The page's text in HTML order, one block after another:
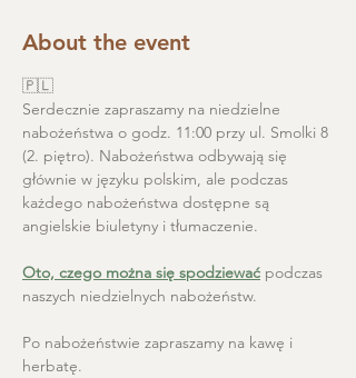
About the event
🇵🇱
Serdecznie zapraszamy na niedzielne
nabożeństwa o godz. 11:00 przy ul. Smolki 8
(2. piętro). Nabożeństwa odbywają się
głównie w języku polskim, ale podczas
każdego nabożeństwa dostępne są
angielskie biuletyny i tłumaczenie.
Oto, czego można się spodziewać podczas
naszych niedzielnych nabożeństw.
Po nabożeństwie zapraszamy na kawę i
herbatę.